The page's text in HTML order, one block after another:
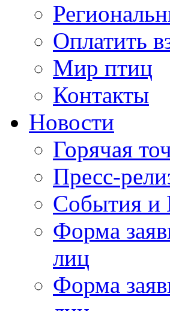
Оплатить
Мир птиц
Контакты
Новости
Горячая
Пресс-
События и
Форма
лиц
Форма